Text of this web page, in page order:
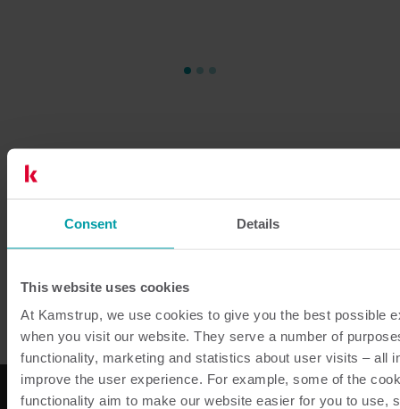
Consent Details
This website uses cookies
At Kamstrup, we use cookies to give you the best possible
when you visit our website. They serve a number of
functionality, marketing and statistics about user visits – all
improve the user experience. For example, some of the
functionality aim to make our website easier for you to use,
Successivo